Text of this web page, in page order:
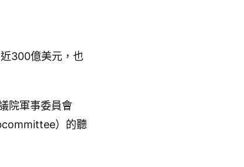
300億美元，也
院軍事委員會
）的聽